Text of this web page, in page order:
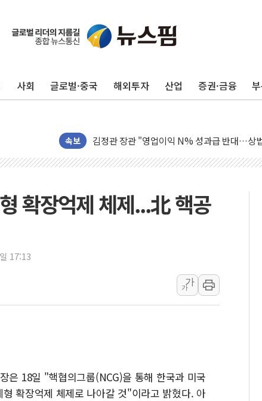
사회 글로벌·중국 해외투자 산업 증권·금융
속보
유럽증시, 견조한 실적 소화하며 대부분 상
구광모, 내주 실리콘밸리서 젠슨 황 재회…로봇
뉴욕증시 개장 전 특징주...모더나·아이온큐
뉴욕증시 프리뷰, 미 주가선물 AI주 차익실현
청와대, 북한 단거리 탄도미사일 발사에 긴급
[인도증시] 중동 긴장 완화에 실적 호조까지,
러, 1인칭시점 드론으로 우크라 민간인 '사파
[베트남 증시] 지수 하락 속 'DGC' 임시 주총
'월가의 황제' 다이먼 "금융시장 레버리지
양주 섬유염색공장서 화재 1명 중상…대응 1
김정관 산업부 장관 "주 52시간 손봐야, 경쟁
해군 1함대 창설 80주년…지역과 함께하는 '
[3보] 북, 원산서 동해로 단거리 탄도미사일
우크라 드론 전술, 중남미 콜롬비아에 새 안
주한미군 "오산기지 누출, 백린 아닌 무해한 표
구미 폐염산처리업체서 불 2시간30여분만에
확장억제 체제...北 핵공
17:13
가
가
은 18일 "핵협의그룹(NCG)을 통해 한국과 미국
확장억제 체제로 나아갈 것"이라고 밝혔다. 아